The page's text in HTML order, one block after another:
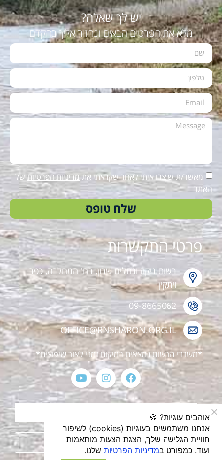
יש לך שאלה?
מלא את הפרטים הבאים ונחזור אליך בהקדם
מאשר/ת שיצרו איתי לאחר שקראתי אתמדיניות הפרטיותשל
האתר
שלח טופס
פרטי התקשרות
רשות ניקוז ונחלים שרון, רח' המחלבה, כפר
ויתקין
09-8665062
OFFICE@RNSHARON.ORG.IL
*משרדי הרשות נמצאים במיקום זמני לאור שיפוצים*
מדיניות פרטיות
אוהבים עוגיות? 🍪
אנחנו משתמשים בעוגיות (cookies) לשיפור
חוויית הגלישה שלך, הצגת הצעות מותאמות
ועוד. כמפורט במדיניות הפרטיות שלנו.